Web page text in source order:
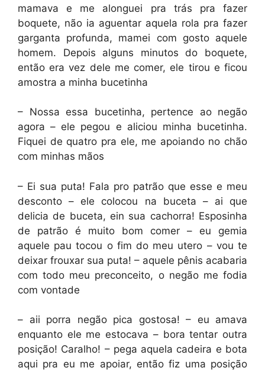
mamava e me alonguei pra trás pra fazer
boquete, não ia aguentar aquela rola pra fazer
garganta profunda, mamei com gosto aquele
homem. Depois alguns minutos do boquete,
então era vez dele me comer, ele tirou e ficou
amostra a minha bucetinha
– Nossa essa bucetinha, pertence ao negão
agora – ele pegou e aliciou minha bucetinha.
Fiquei de quatro pra ele, me apoiando no chão
com minhas mãos
– Ei sua puta! Fala pro patrão que esse e meu
desconto – ele colocou na buceta – ai que
delicia de buceta, ein sua cachorra! Esposinha
de patrão é muito bom comer – eu gemia
aquele pau tocou o fim do meu utero – vou te
deixar frouxar sua puta! – aquele pênis acabaria
com todo meu preconceito, o negão me fodia
com vontade
– aii porra negão pica gostosa! – eu amava
enquanto ele me estocava – bora tentar outra
posição! Caralho! – pega aquela cadeira e bota
aqui pra eu me apoiar, então fiz uma posição